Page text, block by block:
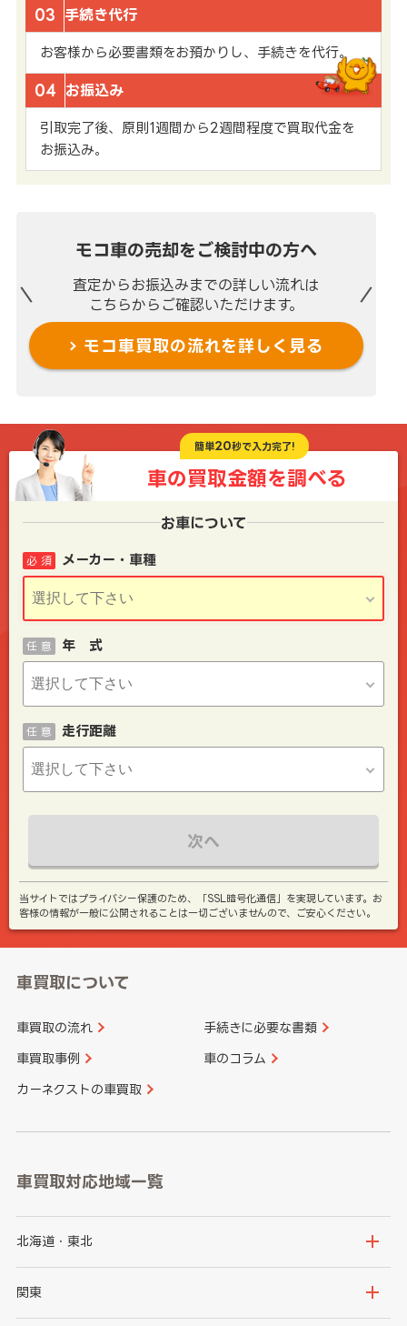
03 手続き代行
お客様から必要書類をお預かりし、手続きを代行。
04 お振込み
引取完了後、原則1週間から2週間程度で買取代金を
お振込み。
モコ車の売却を ご検討中の方へ
査定からお振込みまでの詳しい流れは
こちらからご確認いただけます。
モコ車買取の流れを詳しく見る
簡単20秒で入力完了!
車の買取金額を調べる
お車について
メーカー・車種
必 須
年 式
任 意
走行距離
任 意
次へ
当サイトではプライバシー保護のため、「SSL暗号化通信」を実現しています。お
客様の情報が一般に公開されることは一切ございませんので、ご安心ください。
車買取について
車買取の流れ 手続きに必要な書類
車買取事例 車のコラム
カーネクストの車買取
車買取対応地域一覧
北海道・東北
北海道
関東